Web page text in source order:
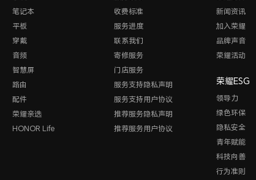
笔记本
平板
穿戴
音频
智慧屏
路由
配件
荣耀亲选
HONOR Life
收费标准
服务进度
联系我们
寄修服务
门店服务
服务支持隐私声明
服务支持用户协议
推荐服务隐私声明
推荐服务用户协议
新闻资讯
加入荣耀
品牌声音
荣耀活动
荣耀ESG
领导力
绿色环保
隐私安全
青年赋能
科技向善
行为准则